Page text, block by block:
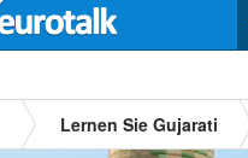
Lernen Sie Gujarati